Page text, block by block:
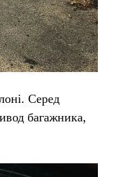
Серед
багажника,